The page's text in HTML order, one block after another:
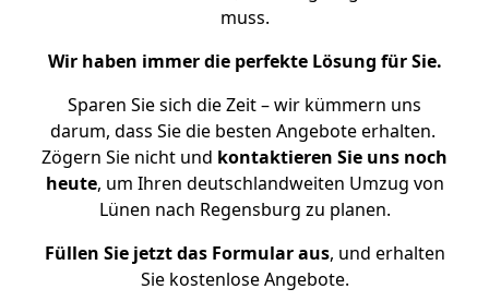
muss.
Wir haben immer die perfekte Lösung für Sie.
Sparen Sie sich die Zeit – wir kümmern uns
darum, dass Sie die besten Angebote erhalten.
Zögern Sie nicht und kontaktieren Sie uns noch
heute, um Ihren deutschlandweiten Umzug von
Lünen nach Regensburg zu planen.
Füllen Sie jetzt das Formular aus, und erhalten
Sie kostenlose Angebote.